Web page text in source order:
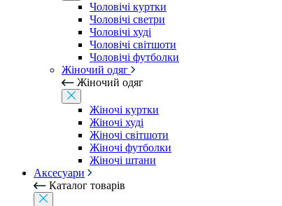
Чоловічі куртки
Чоловічі светри
Чоловічі худі
Чоловічі світшоти
Чоловічі футболки
Жіночий одяг
Жіночий одяг
Жіночі куртки
Жіночі худі
Жіночі світшоти
Жіночі футболки
Жіночі штани
Аксесуари
Каталог товарів